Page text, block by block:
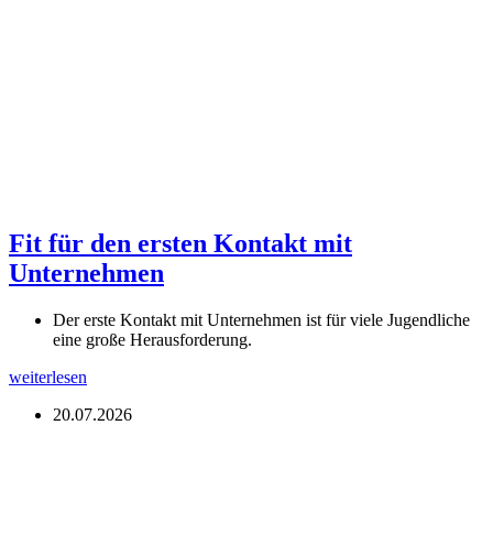
Fit für den ersten Kontakt mit
Unternehmen
Der erste Kontakt mit Unternehmen ist für viele Jugendliche
eine große Herausforderung.
weiterlesen
20.07.2026